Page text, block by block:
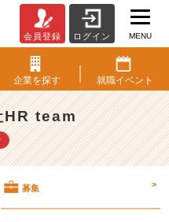
会員登録 ログイン MENU
企業を探す 就職イベント
HR team
募集 >